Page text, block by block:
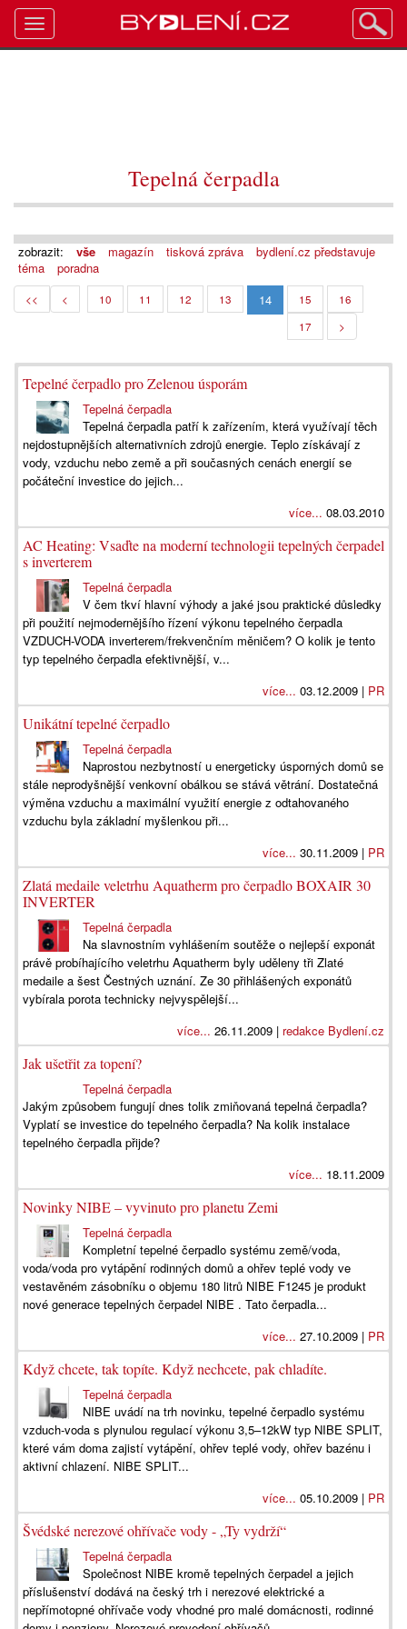
Tepelná čerpadla
zobrazit: vše magazín tisková zpráva
bydlení.cz představuje
téma
poradna
<< < 10 11 12 13 14 15
16
17
>
Tepelné čerpadlo pro Zelenou úsporám
Tepelná čerpadla
Tepelná čerpadla patří k zařízením, která využívají těch
nejdostupnějších alternativních zdrojů energie. Teplo získávají z
vody, vzduchu nebo země a při současných cenách energií se
počáteční investice do jejich...
více... 08.03.2010
AC Heating: Vsaďte na moderní technologii tepelných čerpadel
s inverterem
Tepelná čerpadla
V čem tkví hlavní výhody a jaké jsou praktické důsledky
při použití nejmodernějšího řízení výkonu tepelného čerpadla
VZDUCH-VODA inverterem/frekvenčním měničem? O kolik je tento
typ tepelného čerpadla efektivnější, v...
více... 03.12.2009 | PR
Unikátní tepelné čerpadlo
Tepelná čerpadla
Naprostou nezbytností u energeticky úsporných domů se
stále neprodyšnější venkovní obálkou se stává větrání. Dostatečná
výměna vzduchu a maximální využití energie z odtahovaného
vzduchu byla základní myšlenkou při...
více... 30.11.2009 | PR
Zlatá medaile veletrhu Aquatherm pro čerpadlo BOXAIR 30
INVERTER
Tepelná čerpadla
Na slavnostním vyhlášením soutěže o nejlepší exponát
právě probíhajícího veletrhu Aquatherm byly uděleny tři Zlaté
medaile a šest Čestných uznání. Ze 30 přihlášených exponátů
vybírala porota technicky nejvyspělejší...
více... 26.11.2009 | redakce Bydlení.cz
Jak ušetřit za topení?
Tepelná čerpadla
Jakým způsobem fungují dnes tolik zmiňovaná tepelná čerpadla?
Vyplatí se investice do tepelného čerpadla? Na kolik instalace
tepelného čerpadla přijde?
více... 18.11.2009
Novinky NIBE – vyvinuto pro planetu Zemi
Tepelná čerpadla
Kompletní tepelné čerpadlo systému země/voda,
voda/voda pro vytápění rodinných domů a ohřev teplé vody ve
vestavěném zásobníku o objemu 180 litrů NIBE F1245 je produkt
nové generace tepelných čerpadel NIBE . Tato čerpadla...
více... 27.10.2009 | PR
Když chcete, tak topíte. Když nechcete, pak chladíte.
Tepelná čerpadla
NIBE uvádí na trh novinku, tepelné čerpadlo systému
vzduch-voda s plynulou regulací výkonu 3,5–12kW typ NIBE SPLIT,
které vám doma zajistí vytápění, ohřev teplé vody, ohřev bazénu i
aktivní chlazení. NIBE SPLIT...
více... 05.10.2009 | PR
Švédské nerezové ohřívače vody - „Ty vydrží“
Tepelná čerpadla
Společnost NIBE kromě tepelných čerpadel a jejich
příslušenství dodává na český trh i nerezové elektrické a
nepřímotopné ohřívače vody vhodné pro malé domácnosti, rodinné
Toggle
navigation